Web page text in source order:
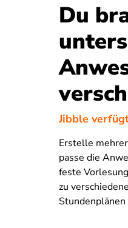
Du
Jibble
Erstelle
passe die
feste
zu
Stundenplänen